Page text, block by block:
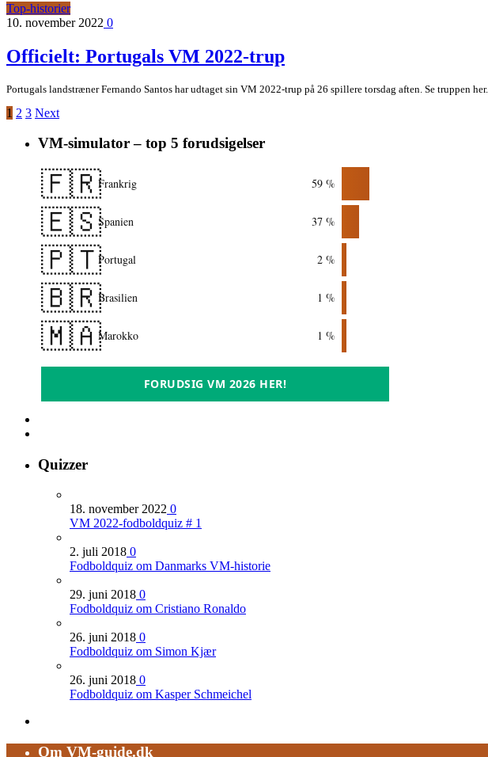
Top-historier
10. november 2022 0
Officielt: Portugals VM 2022-trup
Portugals landstræner Fernando Santos har udtaget sin VM 2022-trup på 26 spillere torsdag aften. Se truppen her.
1 2 3 Next
VM-simulator – top 5 forudsigelser
🇫🇷Frankrig 59 %
🇪🇸Spanien 37 %
🇵🇹Portugal 2 %
🇧🇷Brasilien 1 %
🇲🇦Marokko 1 %
FORUDSIG VM 2026 HER!
Quizzer
18. november 2022 0
VM 2022-fodboldquiz # 1
2. juli 2018 0
Fodboldquiz om Danmarks VM-historie
29. juni 2018 0
Fodboldquiz om Cristiano Ronaldo
26. juni 2018 0
Fodboldquiz om Simon Kjær
26. juni 2018 0
Fodboldquiz om Kasper Schmeichel
Om VM-guide.dk